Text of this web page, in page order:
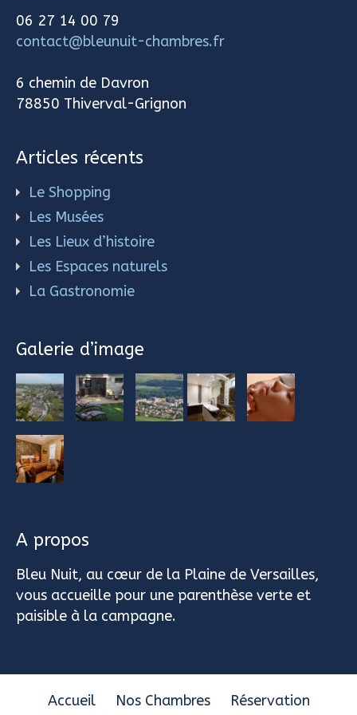
06 27 14 00 79
contact@bleunuit-chambres.fr
6 chemin de Davron
78850 Thiverval-Grignon
Articles récents
Le Shopping
Les Musées
Les Lieux d’histoire
Les Espaces naturels
La Gastronomie
Galerie d’image
A propos
Bleu Nuit, au cœur de la Plaine de Versailles,
vous accueille pour une parenthèse verte et
paisible à la campagne.
Accueil Nos Chambres
Réservation